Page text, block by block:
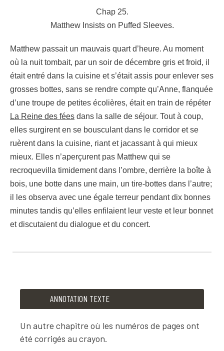
Chap 25.
Matthew Insists on Puffed Sleeves.
Matthew passait un mauvais quart d’heure. Au moment
où la nuit tombait, par un soir de décembre gris et froid, il
était entré dans la cuisine et s’était assis pour enlever ses
grosses bottes, sans se rendre compte qu’Anne, flanquée
d’une troupe de petites écolières, était en train de répéter
La Reine des fées dans la salle de séjour. Tout à coup,
elles surgirent en se bousculant dans le corridor et se
ruèrent dans la cuisine, riant et jacassant à qui mieux
mieux. Elles n’aperçurent pas Matthew qui se
recroquevilla timidement dans l’ombre, derrière la boîte à
bois, une botte dans une main, un tire-bottes dans l’autre;
il les observa avec une égale terreur pendant dix bonnes
minutes tandis qu’elles enfilaient leur veste et leur bonnet
et discutaient du dialogue et du concert.
Matthew passait un mauvais quart d’heure. Au moment
ANNOTATION TEXTE
Un autre chapitre où les numéros de pages ont
été corrigés au crayon.